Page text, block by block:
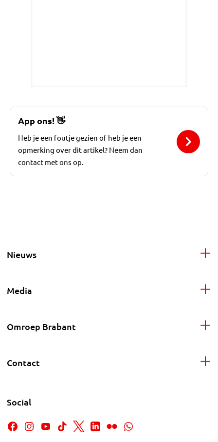
App ons!👋
Heb je een foutje gezien of heb je een
opmerking over dit artikel? Neem dan
contact met ons op.
Nieuws
Media
Omroep Brabant
Contact
Social